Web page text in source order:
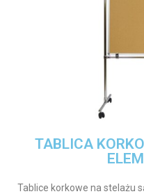
TABLICA
Tablice korkowe na stelażu